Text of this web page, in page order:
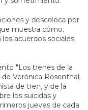
y descoloca por
muestra cómo,
acuerdos sociales
"Los trenes de la
Verónica Rosenthal,
de tren, y de la
los suicidas y
jueves de cada